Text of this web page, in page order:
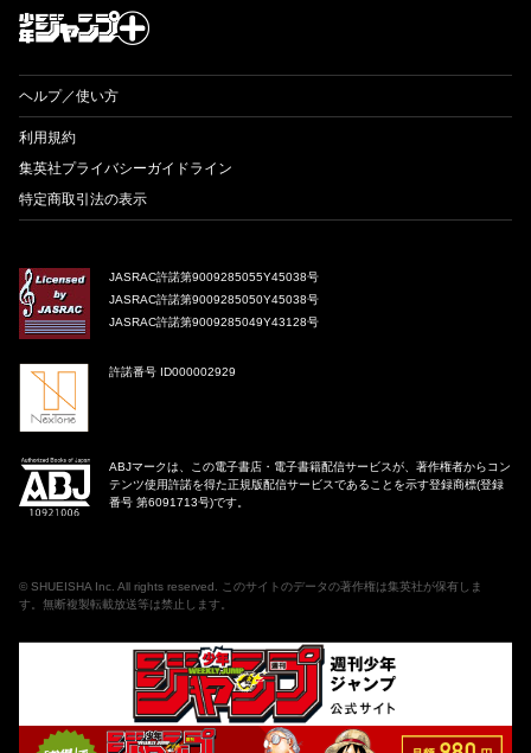
ヘルプ／使い方
利用規約
集英社プライバシーガイドライン
特定商取引法の表示
JASRAC許諾第9009285055Y45038号
JASRAC許諾第9009285050Y45038号
JASRAC許諾第9009285049Y43128号
許諾番号 ID000002929
ABJマークは、この電子書店・電子書籍配信サービスが、著作権者からコン
テンツ使用許諾を得た正規版配信サービスであることを示す登録商標(登録
番号 第6091713号)です。
© SHUEISHA Inc. All rights reserved. このサイトのデータの著作権は集英社が保有しま
す。無断複製転載放送等は禁止します。